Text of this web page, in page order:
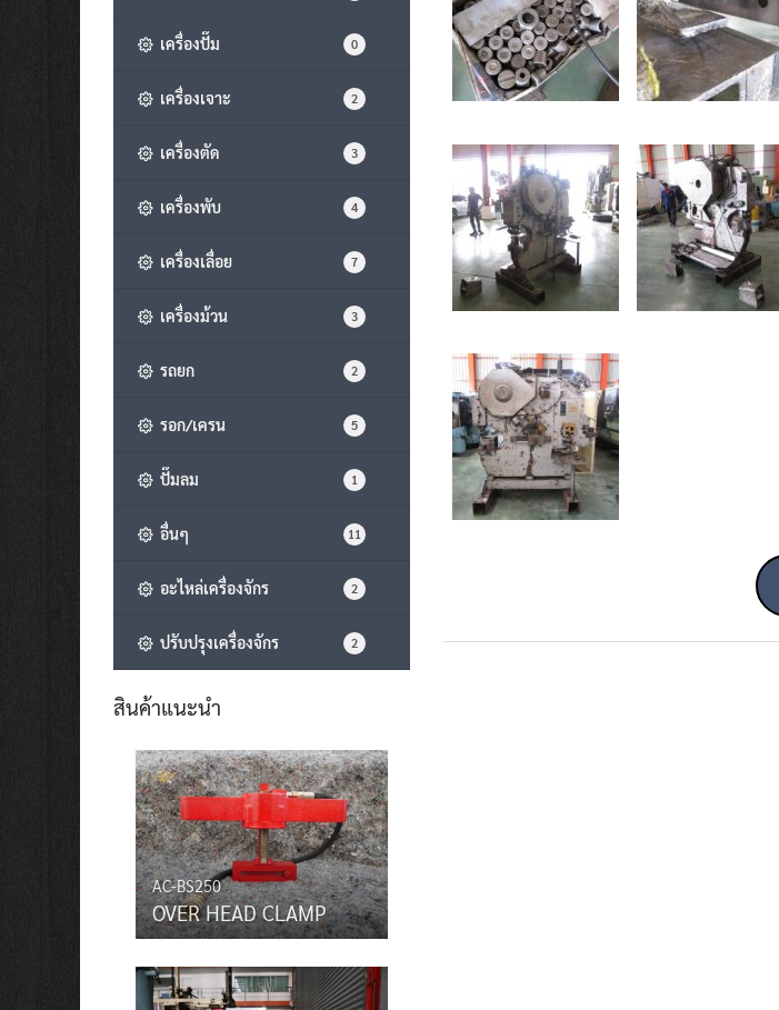
เครื่องปั๊ม 0
เครื่องเจาะ 2
เครื่องตัด 3
เครื่องพับ 4
เครื่องเลื่อย 7
เครื่องม้วน 3
รถยก 2
รอก/เครน 5
ปั๊มลม 1
อื่นๆ 11
อะไหล่เครื่องจักร 2
ปรับปรุงเครื่องจักร 2
สินค้าแนะนำ
AC-BS250
OVER HEAD CLAMP